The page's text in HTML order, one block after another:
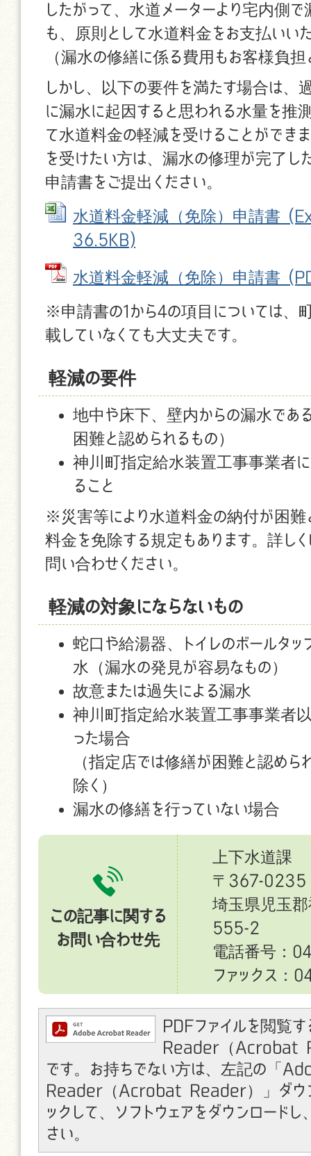
したがって、水道メーターより宅内側
も、原則として水道料金をお支払いい
（漏水の修繕に係る費用もお客様負担
しかし、以下の要件を満たす場合は、
に漏水に起因すると思われる水量を推
て水道料金の軽減を受けることができ
を受けたい方は、漏水の修理が完了し
申請書をご提出ください。
水道料金軽減（免除）申請書
36.5KB)
水道料金軽減（免除）申請書
※申請書の1から4の項目については、
載していなくても大丈夫です。
軽減の要件
地中や床下、壁内からの漏水であ
困難と認められるもの）
神川町指定給水装置工事事業者に
ること
※災害等により水道料金の納付が困難
料金を免除する規定もあります。詳し
問い合わせください。
軽減の対象にならないもの
蛇口や給湯器、トイレのボールタ
水（漏水の発見が容易なもの）
故意または過失による漏水
神川町指定給水装置工事事業者
った場合
（指定店では修繕が困難と認めら
除く）
漏水の修繕を行っていない場合
この記事に関する
お問い合わせ先
上下水道課
〒367-0235
埼玉県児玉
555-2
電話番号：
ファックス：
PDFファイルを閲覧
Reader（Acrobat
です。お持ちでない方は、左記の「
Reader（Acrobat Reader）」ダウン
ックして、ソフトウェアをダウンロードし
さい。